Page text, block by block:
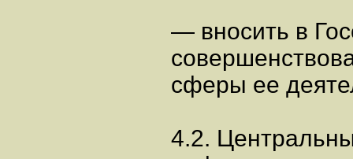
— вносить в
сферы ее
4.2.